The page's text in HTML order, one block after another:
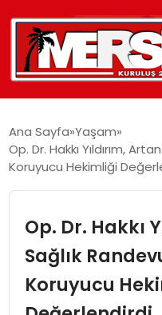
SAĞLIK
EĞITIM
Ana Sayfa Yaşam
Op. Dr. Hakkı Yıldırım,
Koruyucu Hekimliği
Op. Dr. Hakkı
Sağlık
Koruyucu